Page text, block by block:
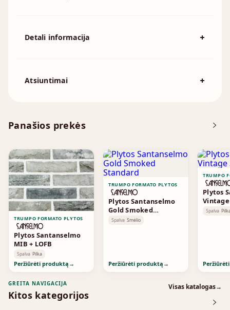
Panašios prekės
TRUMPO FORMATO PLYTOS
Plytos Santanselmo
MIB + LOFB
Spalva Pilka
Peržiūrėti produktą →
TRUMPO FORMATO PLYTOS
Plytos Santanselmo
Gold Smoked
Standard
Spalva Smėlio
Peržiūrėti produktą →
TRUMPO
Plytos
Spalva
Detali informacija
Išmatavimai
Atsiuntimai
GREITA NAVIGACIJA
Kitos kategorijos
Visas katalogas→